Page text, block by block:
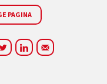
PAGINA